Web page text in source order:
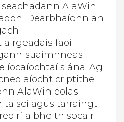
AlaWin
Dearbhaíonn an
faoi
suaimhneas
íocaíochtaí slána. Ag
criptithe
AlaWin eolas
taiscí agus tarraingt
a bheith socair